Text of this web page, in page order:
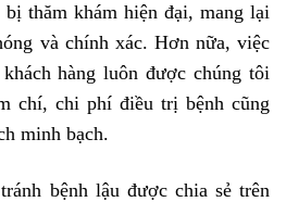
thăm khám hiện đại, mang lại
và chính xác. Hơn nữa, việc
hàng luôn được chúng tôi
chí, chi phí điều trị bệnh cũng
minh bạch.
bệnh lậu được chia sẻ trên